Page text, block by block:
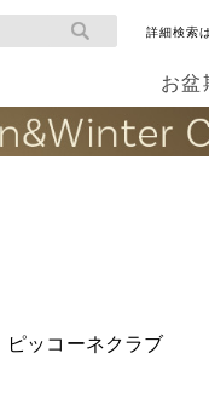
詳細検索
お盆
ッコーネクラブ